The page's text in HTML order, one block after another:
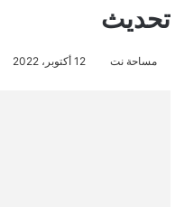
تحديث
مساحة نت 12 أكتوبر، 2022